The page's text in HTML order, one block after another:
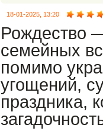
18-01-2025, 13:20
Рождество
семейных
помимо
угощений,
праздника,